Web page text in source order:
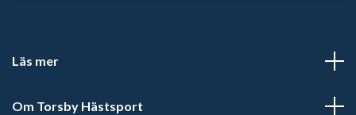
Läs mer
Om Torsby Hästsport